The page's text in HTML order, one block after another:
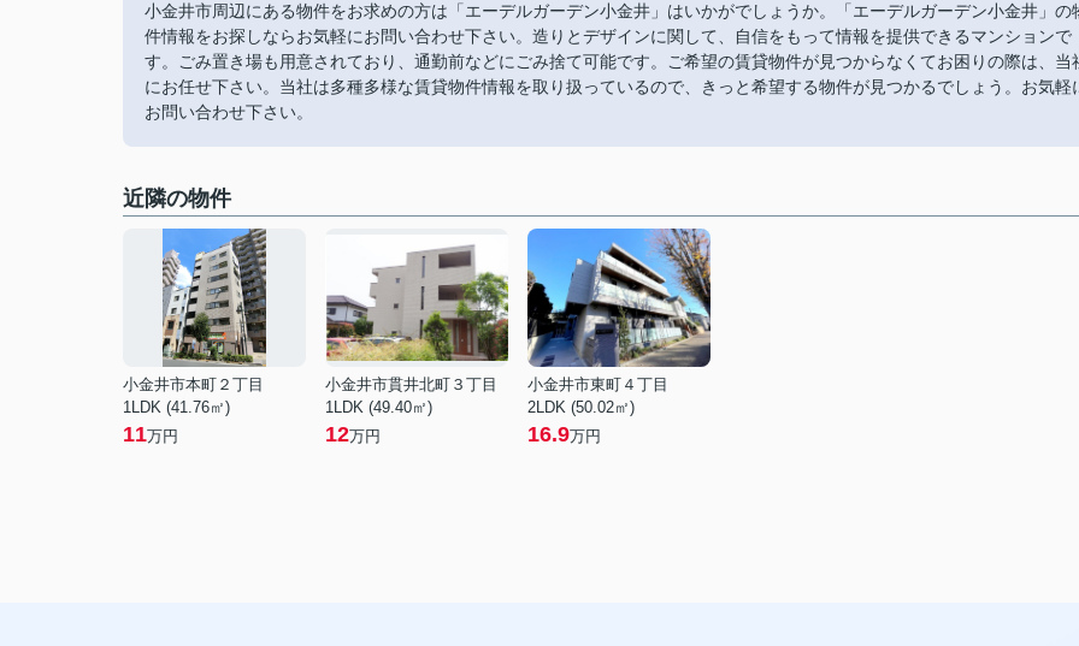
小金井市周辺にある物件をお求めの方は「エーデルガーデン小金井」はいかがでしょうか。「エーデルガーデン小金井」の
件情報をお探しならお気軽にお問い合わせ下さい。造りとデザインに関して、自信をもって情報を提供できるマンションで
す。ごみ置き場も用意されており、通勤前などにごみ捨て可能です。ご希望の賃貸物件が見つからなくてお困りの際は、当
にお任せ下さい。当社は多種多様な賃貸物件情報を取り扱っているので、きっと希望する物件が見つかるでしょう。お気軽
お問い合わせ下さい。
近隣の物件
小金井市本町２丁目
1LDK (41.76㎡)
11万円
小金井市貫井北町３丁目
1LDK (49.40㎡)
12万円
小金井市東町４丁目
2LDK (50.02㎡)
16.9万円